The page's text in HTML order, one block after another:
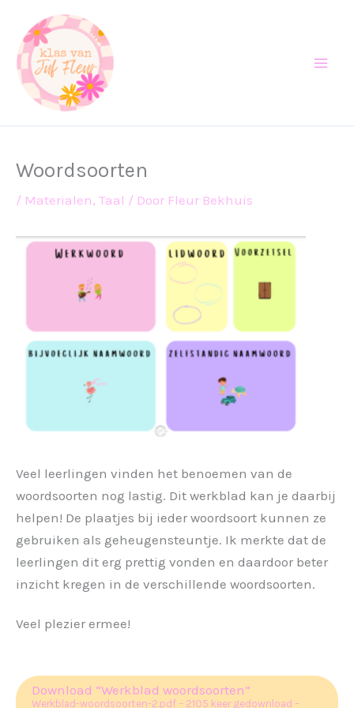
naar
inhoud
Woordsoorten
/ Materialen, Taal / Door Fleur Bekhuis
Veel leerlingen vinden het benoemen van de
woordsoorten nog lastig. Dit werkblad kan je daarbij
helpen! De plaatjes bij ieder woordsoort kunnen ze
gebruiken als geheugensteuntje. Ik merkte dat de
leerlingen dit erg prettig vonden en daardoor beter
inzicht kregen in de verschillende woordsoorten.
Veel plezier ermee!
Download “Werkblad woordsoorten”
Werkblad-woordsoorten-2.pdf – 2105 keer gedownload –